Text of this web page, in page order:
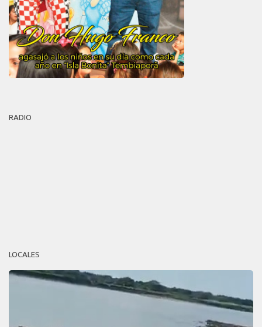
RADIO
LOCALES